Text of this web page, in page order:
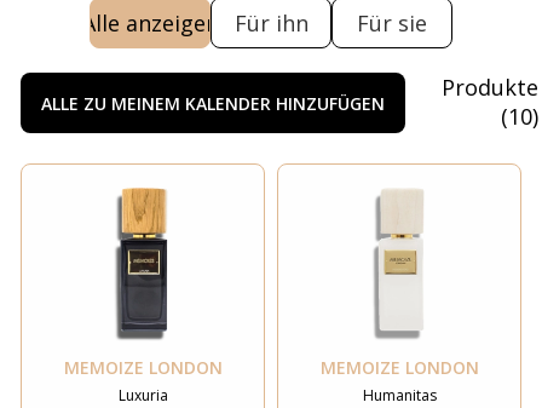
Alle anzeigen Für ihn Für sie
ALLE ZU MEINEM KALENDER HINZUFÜGEN
Produkte
(10)
MEMOIZE LONDON
Luxuria
MEMOIZE LONDON
Humanitas